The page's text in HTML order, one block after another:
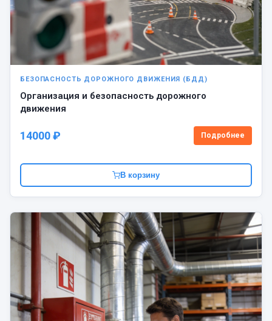
БЕЗОПАСНОСТЬ ДОРОЖНОГО ДВИЖЕНИЯ (БДД)
Организация и безопасность дорожного
движения
14000 ₽ Подробнее
В корзину